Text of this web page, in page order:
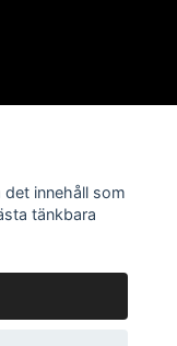
innehåll som
tänkbara